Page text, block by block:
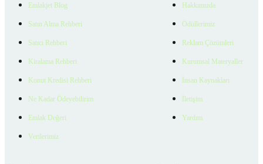
Emlakjet Blog
Satın Alma Rehberi
Satıcı Rehberi
Kiralama Rehberi
Konut Kredisi Rehberi
Ne Kadar Ödeyebilirim
Emlak Değeri
Verilerimiz
Hakkımızda
Ödüllerimiz
Reklam Çözümleri
Kurumsal Materyaller
İnsan Kaynakları
İletişim
Yardım